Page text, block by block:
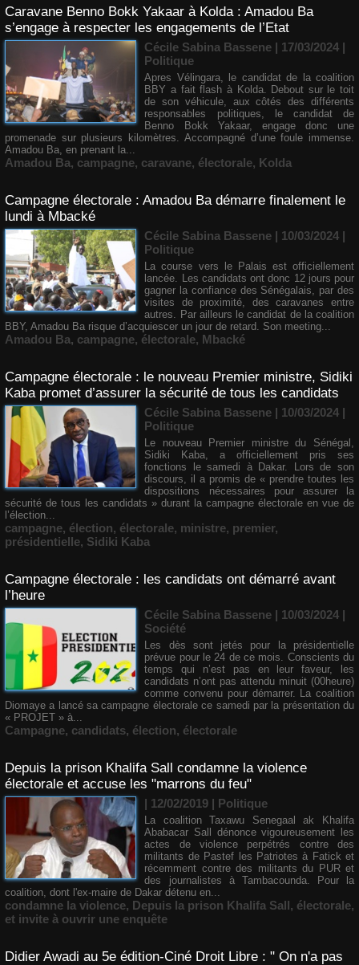
Caravane Benno Bokk Yakaar à Kolda : Amadou Ba
s’engage à respecter les engagements de l’Etat
Cécile Sabina Bassene | 17/03/2024 |
Politique
Apres Vélingara, le candidat de la coalition
BBY a fait flash à Kolda. Debout sur le toit
de son véhicule, aux côtés des différents
responsables politiques, le candidat de
Benno Bokk Yakaar, engage donc une
promenade sur plusieurs kilomètres. Accompagné d’une foule immense.
Amadou Ba, en prenant la...
Amadou Ba, campagne, caravane, électorale, Kolda
Campagne électorale : Amadou Ba démarre finalement le
lundi à Mbacké
Cécile Sabina Bassene | 10/03/2024 |
Politique
La course vers le Palais est officiellement
lancée. Les candidats ont donc 12 jours pour
gagner la confiance des Sénégalais, par des
visites de proximité, des caravanes entre
autres. Par ailleurs le candidat de la coalition
BBY, Amadou Ba risque d’acquiescer un jour de retard. Son meeting...
Amadou Ba, campagne, électorale, Mbacké
Campagne électorale : le nouveau Premier ministre, Sidiki
Kaba promet d’assurer la sécurité de tous les candidats
Cécile Sabina Bassene | 10/03/2024 |
Politique
Le nouveau Premier ministre du Sénégal,
Sidiki Kaba, a officiellement pris ses
fonctions le samedi à Dakar. Lors de son
discours, il a promis de « prendre toutes les
dispositions nécessaires pour assurer la
sécurité de tous les candidats » durant la campagne électorale en vue de
l’élection...
campagne, élection, électorale, ministre, premier,
présidentielle, Sidiki Kaba
Campagne électorale : les candidats ont démarré avant
l’heure
Cécile Sabina Bassene | 10/03/2024 |
Société
Les dès sont jetés pour la présidentielle
prévue pour le 24 de ce mois. Conscients du
temps qui n’est pas en leur faveur, les
candidats n’ont pas attendu minuit (00heure)
comme convenu pour démarrer. La coalition
Diomaye a lancé sa campagne électorale ce samedi par la présentation du
« PROJET » à...
Campagne, candidats, élection, électorale
Depuis la prison Khalifa Sall condamne la violence
électorale et accuse les "marrons du feu"
| 12/02/2019 | Politique
La coalition Taxawu Senegaal ak Khalifa
Ababacar Sall dénonce vigoureusement les
actes de violence perpétrés contre des
militants de Pastef les Patriotes à Fatick et
récemment contre des militants du PUR et
des journalistes à Tambacounda. Pour la
coalition, dont l'ex-maire de Dakar détenu en...
condamne la violence, Depuis la prison Khalifa Sall, électorale,
et invite à ouvrir une enquête
Didier Awadi au 5e édition-Ciné Droit Libre : " On n'a pas